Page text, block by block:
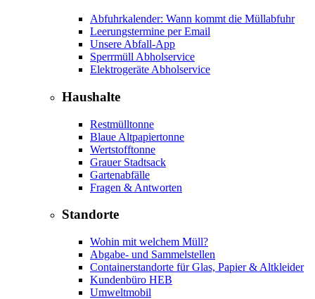
Abfuhrkalender: Wann kommt die Müllabfuhr
Leerungstermine per Email
Unsere Abfall-App
Sperrmüll Abholservice
Elektrogeräte Abholservice
Haushalte
Restmülltonne
Blaue Altpapiertonne
Wertstofftonne
Grauer Stadtsack
Gartenabfälle
Fragen & Antworten
Standorte
Wohin mit welchem Müll?
Abgabe- und Sammelstellen
Containerstandorte für Glas, Papier & Altkleider
Kundenbüro HEB
Umweltmobil